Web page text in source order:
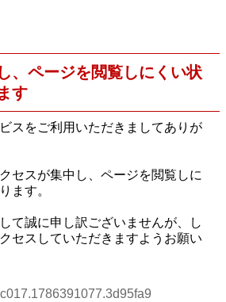
、ページを閲覧しにくい状
す
スをご利用いただきましてありが
セスが集中し、ページを閲覧しに
ます。
て誠に申し訳ございませんが、し
セスしていただきますようお願い